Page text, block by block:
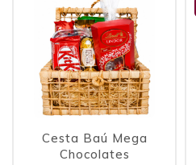
Cesta Baú Mega
Chocolates